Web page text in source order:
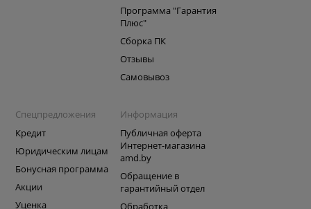
Программа "Гарантия
Плюс"
Сборка ПК
Отзывы
Самовывоз
Спецпредложения
Кредит
Юридическим лицам
Бонусная программа
Акции
Уценка
Информация
Публичная оферта
Интернет-магазина
amd.by
Обращение в
гарантийный отдел
Обработка